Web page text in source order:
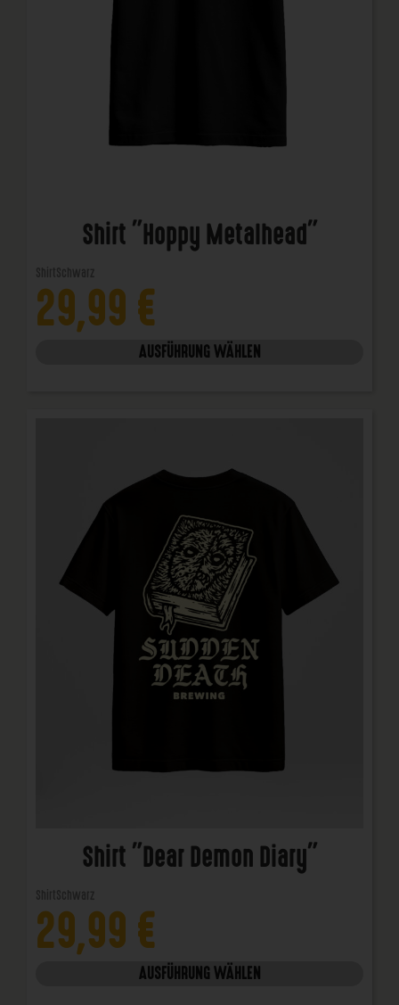
Shirt "Hoppy Metalhead"
29,99 €
AUSFÜHRUNG WÄHLEN
Shirt "Dear Demon Diary"
29,99 €
AUSFÜHRUNG WÄHLEN